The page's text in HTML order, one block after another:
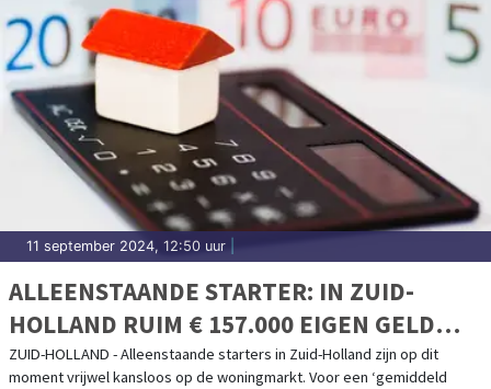
11 september 2024, 12:50 uur
ALLEENSTAANDE STARTER: IN ZUID-
HOLLAND RUIM € 157.000 EIGEN GELD
NODIG VOOR EEN APPARTEMENT
ZUID-HOLLAND - Alleenstaande starters in Zuid-Holland zijn op dit
moment vrijwel kansloos op de woningmarkt. Voor een ‘gemiddeld